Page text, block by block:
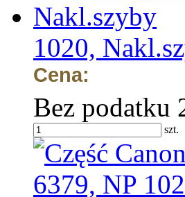
1020,
Cena:
Bez podatku
szt.